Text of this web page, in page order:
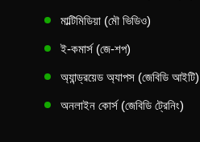
মাল্টিমিডিয়া (মৌ ভিডিও)
ই-কমার্স (জে-শপ)
অ্যান্ড্রয়েড অ্যাপস (জেবিডি আইটি)
অনলাইন কোর্স (জেবিডি ট্রেনিং)